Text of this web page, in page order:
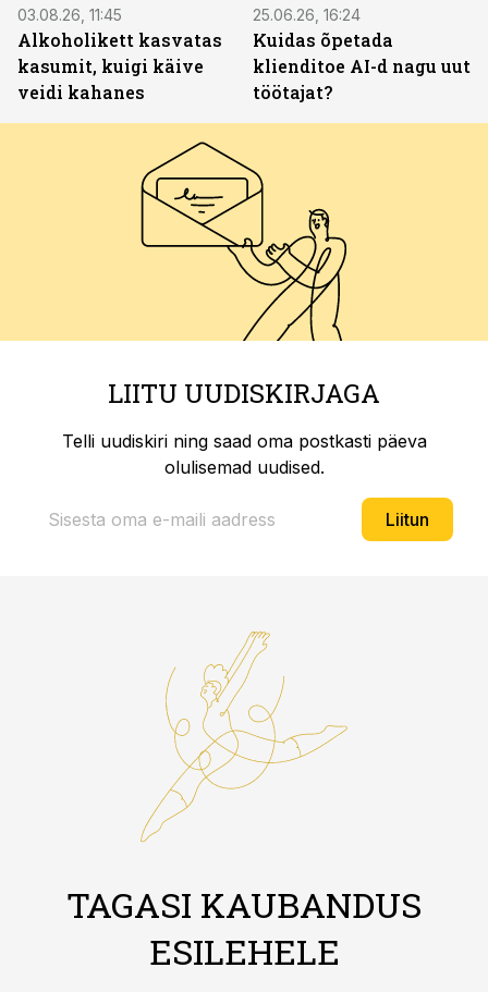
03.08.26, 11:45
Alkoholikett kasvatas
kasumit, kuigi käive
veidi kahanes
25.06.26, 16:24
Kuidas õpetada
klienditoe AI-d nagu uut
töötajat?
LIITU UUDISKIRJAGA
Telli uudiskiri ning saad oma postkasti päeva
olulisemad uudised.
Liitun
TAGASI KAUBANDUS
ESILEHELE